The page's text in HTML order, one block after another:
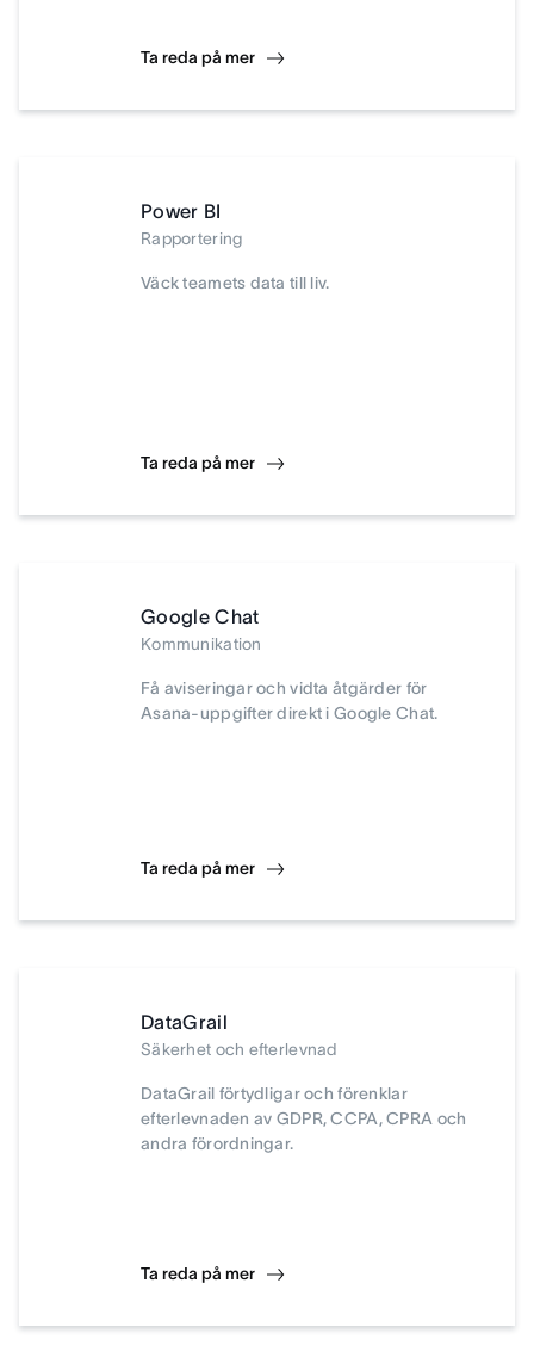
Ta reda på mer
Power BI
Rapportering
Väck teamets data till liv.
Ta reda på mer
Google Chat
Kommunikation
Få aviseringar och vidta åtgärder för
Asana-uppgifter direkt i Google Chat.
Ta reda på mer
DataGrail
Säkerhet och efterlevnad
DataGrail förtydligar och förenklar
efterlevnaden av GDPR, CCPA, CPRA och
andra förordningar.
Ta reda på mer